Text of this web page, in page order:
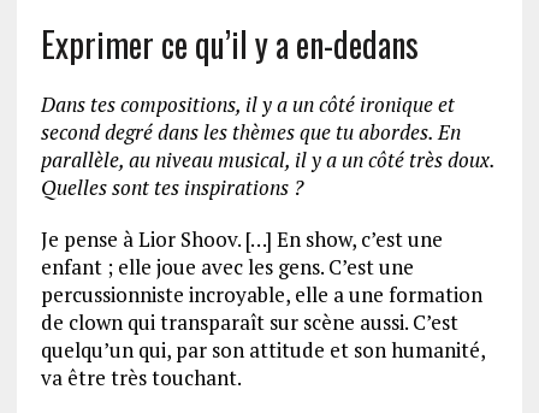
Exprimer ce qu’il y a en-dedans
Dans tes compositions, il y a un côté ironique et
second degré dans les thèmes que tu abordes. En
parallèle, au niveau musical, il y a un côté très doux.
Quelles sont tes inspirations ?
Je pense à Lior Shoov. […] En show, c’est une
enfant ; elle joue avec les gens. C’est une
percussionniste incroyable, elle a une formation
de clown qui transparaît sur scène aussi. C’est
quelqu’un qui, par son attitude et son humanité,
va être très touchant.